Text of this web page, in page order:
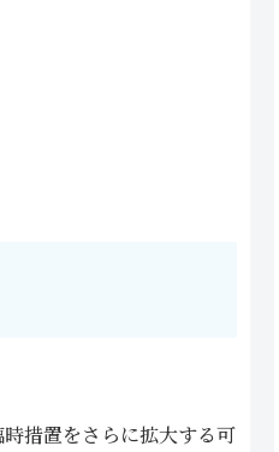
措置をさらに拡大する可